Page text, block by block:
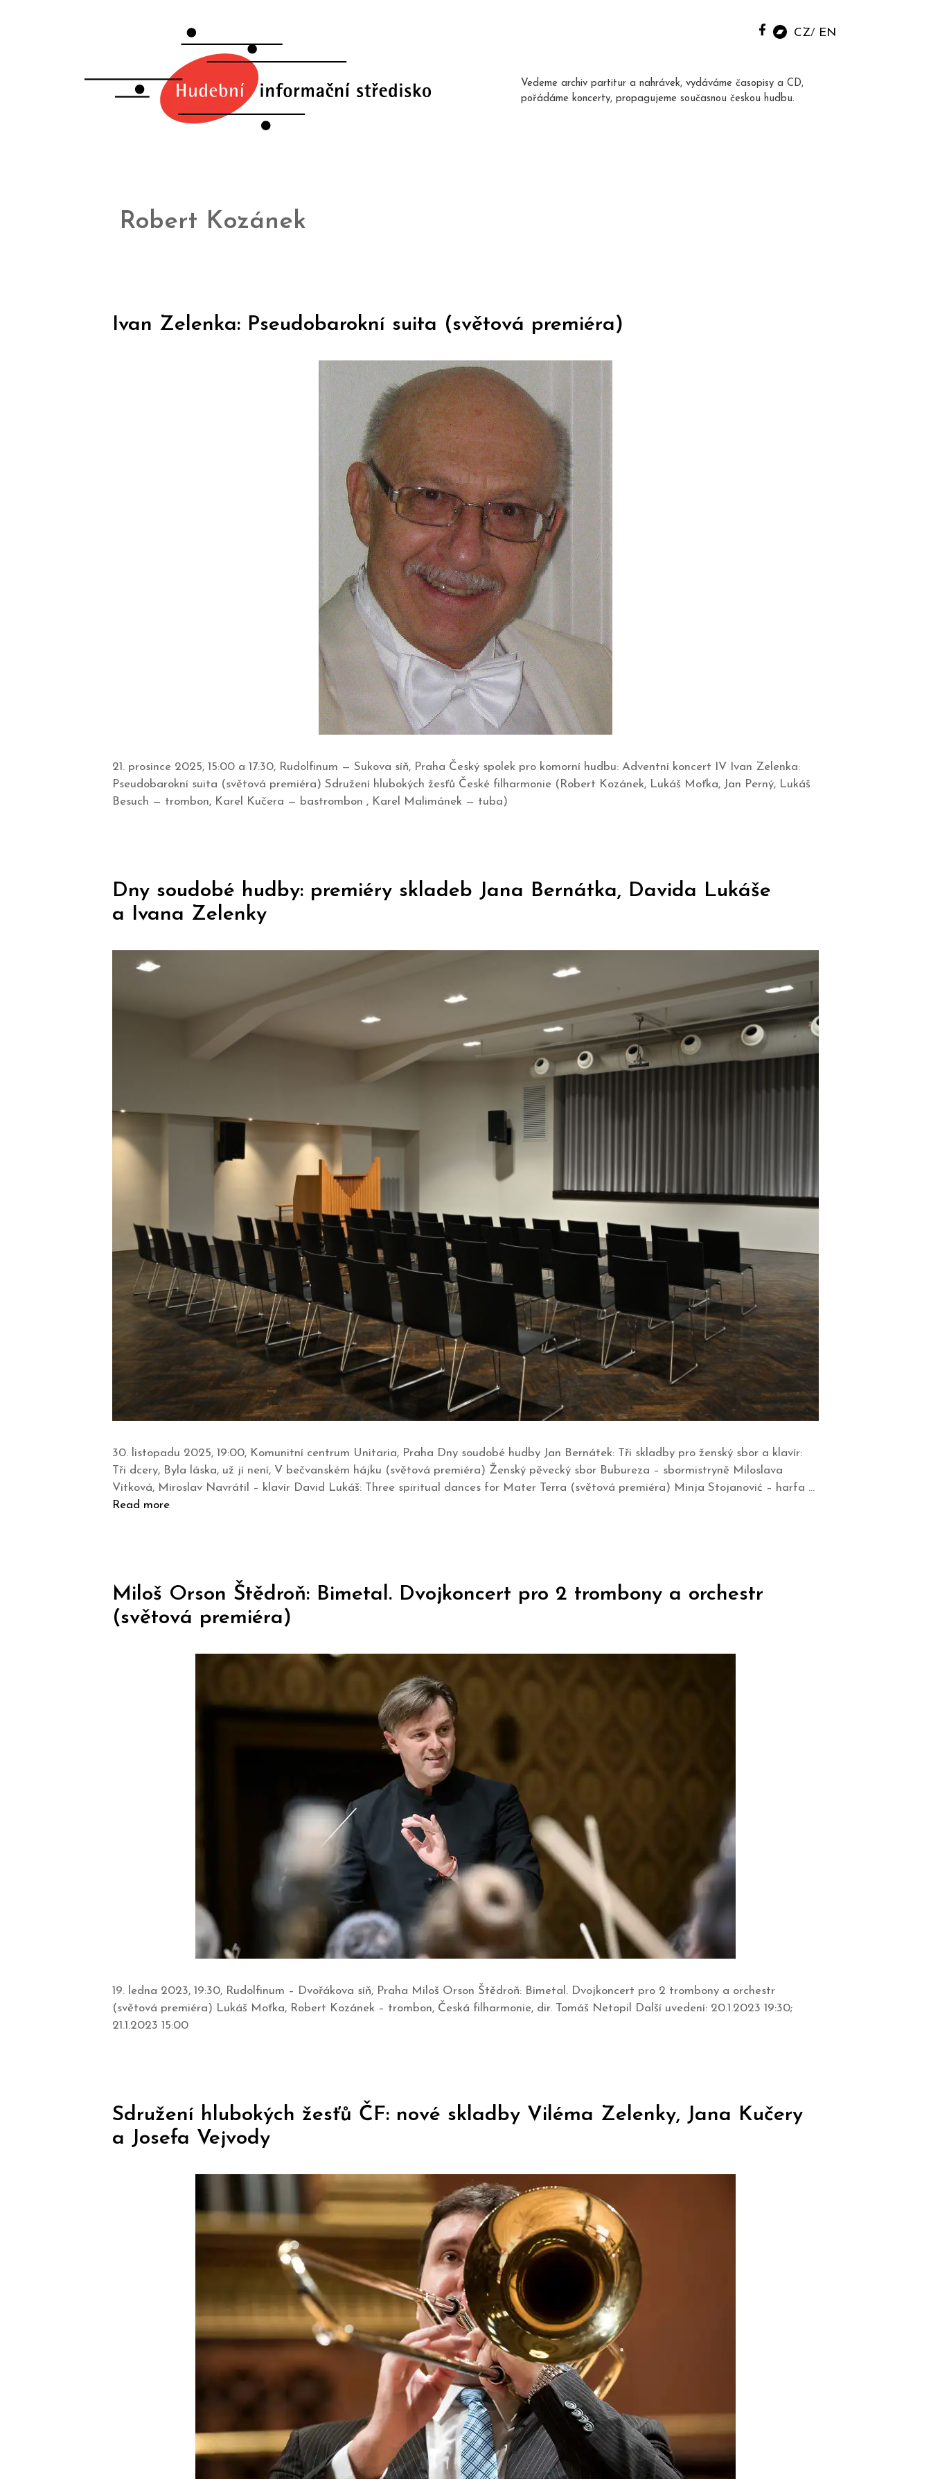
CZ EN
Vedeme archiv partitur a nahrávek, vydáváme časopisy a CD,
pořádáme koncerty, propagujeme současnou českou hudbu.
Robert Kozánek
Ivan Zelenka: Pseudobarokní suita (světová premiéra)
21. prosince 2025, 15:00 a 17:30, Rudolfinum — Sukova síň, Praha Český spolek pro komorní hudbu: Adventní koncert IV Ivan Zelenka:
Pseudobarokní suita (světová premiéra) Sdružení hlubokých žesťů České filharmonie (Robert Kozánek, Lukáš Moťka, Jan Perný, Lukáš
Besuch — trombon, Karel Kučera — bastrombon , Karel Malimánek — tuba)
Dny soudobé hudby: premiéry skladeb Jana Bernátka, Davida Lukáše
a Ivana Zelenky
30. listopadu 2025, 19:00, Komunitní centrum Unitaria, Praha Dny soudobé hudby Jan Bernátek: Tři skladby pro ženský sbor a klavír:
Tři dcery, Byla láska, už jí není, V bečvanském hájku (světová premiéra) Ženský pěvecký sbor Bubureza – sbormistryně Miloslava
Vítková, Miroslav Navrátil – klavír David Lukáš: Three spiritual dances for Mater Terra (světová premiéra) Minja Stojanović – harfa …
Read more
Miloš Orson Štědroň: Bimetal. Dvojkoncert pro 2 trombony a orchestr
(světová premiéra)
19. ledna 2023, 19:30, Rudolfinum – Dvořákova síň, Praha Miloš Orson Štědroň: Bimetal. Dvojkoncert pro 2 trombony a orchestr
(světová premiéra) Lukáš Moťka, Robert Kozánek – trombon, Česká filharmonie, dir. Tomáš Netopil Další uvedení: 20.1.2023 19:30;
21.1.2023 15:00
Sdružení hlubokých žesťů ČF: nové skladby Viléma Zelenky, Jana Kučery
a Josefa Vejvody